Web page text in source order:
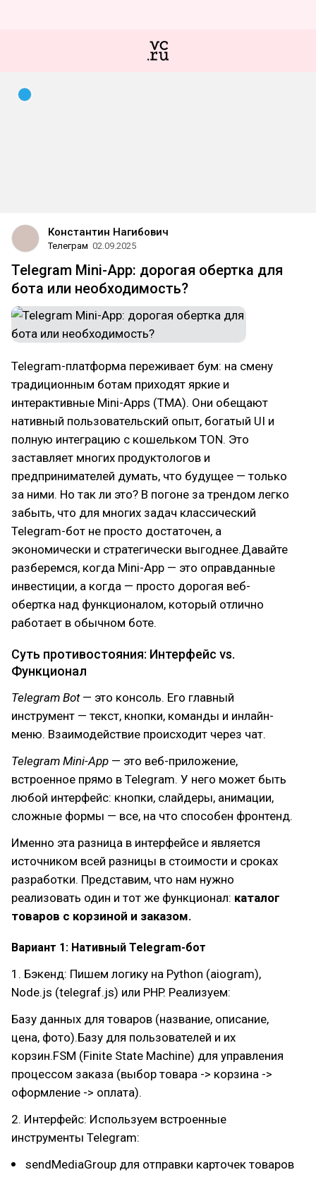
Константин Нагибович
Телеграм 02.09.2025
Telegram Mini-App: дорогая обертка для
бота или необходимость?
Telegram-платформа переживает бум: на смену
традиционным ботам приходят яркие и
интерактивные Mini-Apps (TMA). Они обещают
нативный пользовательский опыт, богатый UI и
полную интеграцию с кошельком TON. Это
заставляет многих продуктологов и
предпринимателей думать, что будущее — только
за ними. Но так ли это? В погоне за трендом легко
забыть, что для многих задач классический
Telegram-бот не просто достаточен, а
экономически и стратегически выгоднее.Давайте
разберемся, когда Mini-App — это оправданные
инвестиции, а когда — просто дорогая веб-
обертка над функционалом, который отлично
работает в обычном боте.
Суть противостояния: Интерфейс vs.
Функционал
Telegram Bot — это консоль. Его главный
инструмент — текст, кнопки, команды и инлайн-
меню. Взаимодействие происходит через чат.
Telegram Mini-App — это веб-приложение,
встроенное прямо в Telegram. У него может быть
любой интерфейс: кнопки, слайдеры, анимации,
сложные формы — все, на что способен фронтенд.
Именно эта разница в интерфейсе и является
источником всей разницы в стоимости и сроках
разработки. Представим, что нам нужно
реализовать один и тот же функционал: каталог
товаров с корзиной и заказом.
Вариант 1: Нативный Telegram-бот
1. Бэкенд: Пишем логику на Python (aiogram),
Node.js (telegraf.js) или PHP. Реализуем:
Базу данных для товаров (название, описание,
цена, фото).Базу для пользователей и их
корзин.FSM (Finite State Machine) для управления
процессом заказа (выбор товара -> корзина ->
оформление -> оплата).
2. Интерфейс: Используем встроенные
инструменты Telegram:
sendMediaGroup для отправки карточек товаров